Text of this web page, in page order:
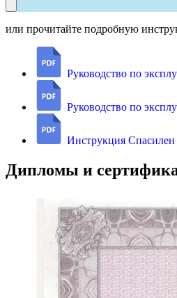
или прочитайте подробную
Руководство по
Руководство по
Инструкция
Дипломы и